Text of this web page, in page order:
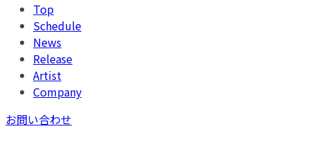
Top
Schedule
News
Release
Artist
Company
お問い合わせ